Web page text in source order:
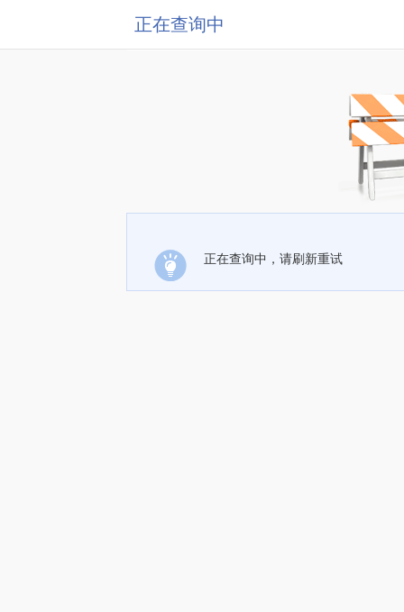
正在查询中
正在查询中，请刷新重试